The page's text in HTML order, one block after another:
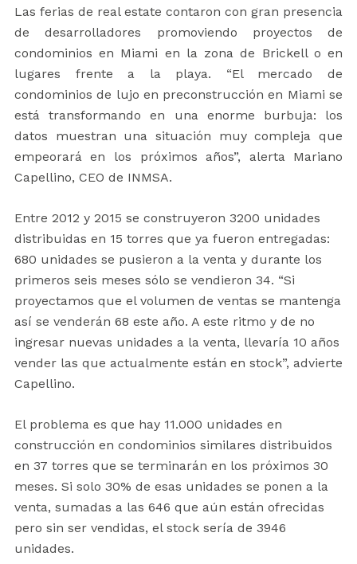
Las ferias de real estate contaron con gran presencia
de desarrolladores promoviendo proyectos de
condominios en Miami en la zona de Brickell o en
lugares frente a la playa. “El mercado de
condominios de lujo en preconstrucción en Miami se
está transformando en una enorme burbuja: los
datos muestran una situación muy compleja que
empeorará en los próximos años”, alerta Mariano
Capellino, CEO de INMSA.
Entre 2012 y 2015 se construyeron 3200 unidades
distribuidas en 15 torres que ya fueron entregadas:
680 unidades se pusieron a la venta y durante los
primeros seis meses sólo se vendieron 34. “Si
proyectamos que el volumen de ventas se mantenga
así se venderán 68 este año. A este ritmo y de no
ingresar nuevas unidades a la venta, llevaría 10 años
vender las que actualmente están en stock”, advierte
Capellino.
El problema es que hay 11.000 unidades en
construcción en condominios similares distribuidos
en 37 torres que se terminarán en los próximos 30
meses. Si solo 30% de esas unidades se ponen a la
venta, sumadas a las 646 que aún están ofrecidas
pero sin ser vendidas, el stock sería de 3946
unidades.